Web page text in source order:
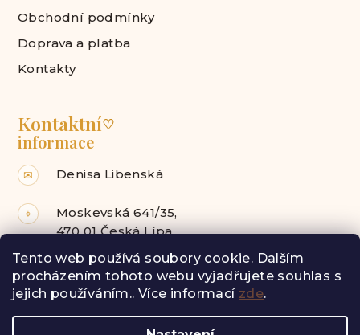
Tento web používá soubory cookie. Dalším
procházením tohoto webu vyjadřujete souhlas s
jejich používáním.. Více informací zde.
Obchodní podmínky
Doprava a platba
Kontakty
Kontaktní♡
informace
✉ Denisa Libenská
⌖
Moskevská 641/35,
470 01 Česká Lípa
Facebook Instagram